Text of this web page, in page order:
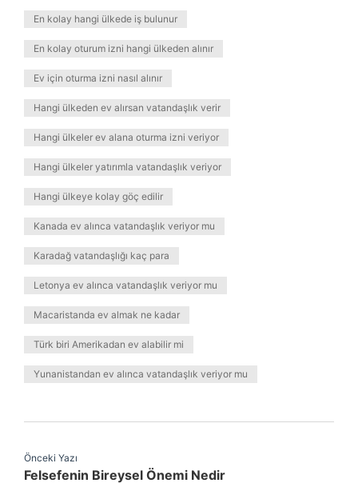
En kolay hangi ülkede iş bulunur
En kolay oturum izni hangi ülkeden alınır
Ev için oturma izni nasıl alınır
Hangi ülkeden ev alırsan vatandaşlık verir
Hangi ülkeler ev alana oturma izni veriyor
Hangi ülkeler yatırımla vatandaşlık veriyor
Hangi ülkeye kolay göç edilir
Kanada ev alınca vatandaşlık veriyor mu
Karadağ vatandaşlığı kaç para
Letonya ev alınca vatandaşlık veriyor mu
Macaristanda ev almak ne kadar
Türk biri Amerikadan ev alabilir mi
Yunanistandan ev alınca vatandaşlık veriyor mu
Önceki Yazı
Felsefenin Bireysel Önemi Nedir